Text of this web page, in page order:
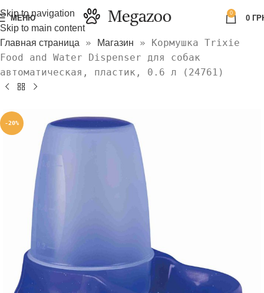
Skip to navigation
Skip to main content
МЕНЮ
0
0
Главная страница » Магазин » Кормушка Trixie
Food and Water Dispenser для собак
автоматическая, пластик, 0.6 л (24761)
-20%